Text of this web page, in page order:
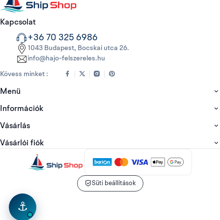
Kapcsolat
+36 70 325 6986
1043 Budapest, Bocskai utca 26.
info@hajo-felszereles.hu
Kövess minket :
Menü
Információk
Vásárlás
Vásárlói fiók
Süti beállítások
⚓